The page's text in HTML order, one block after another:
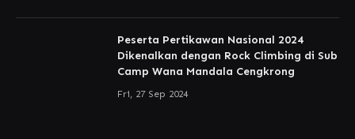
Peserta Pertikawan Nasional 2024
Dikenalkan dengan Rock Climbing di Sub
Camp Wana Mandala Cengkrong
Fri, 27 Sep 2024